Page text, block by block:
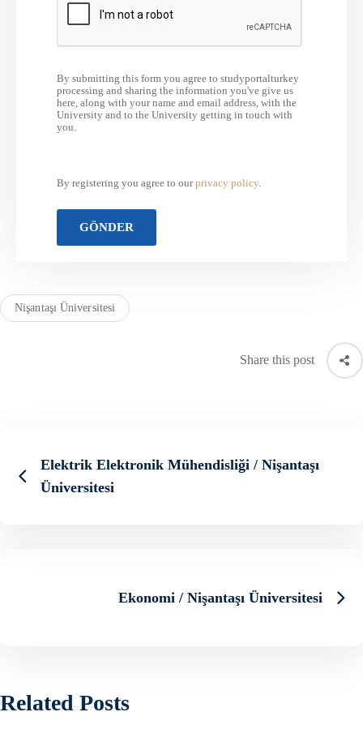
By submitting this form you agree to studyportalturkey
processing and sharing the information you've give us
here, along with your name and email address, with the
University and to the University getting in touch with
you.
By registering you agree to ourprivacy policy.
Nişantaşı Üniversitesi
Share this post
Elektrik Elektronik Mühendisliği / Nişantaşı
Üniversitesi
Ekonomi / Nişantaşı Üniversitesi
Related Posts